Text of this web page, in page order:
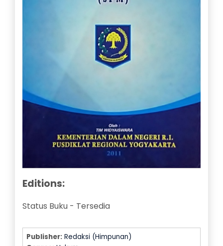
Editions:
Status Buku - Tersedia
Publisher: Redaksi (Himpunan)